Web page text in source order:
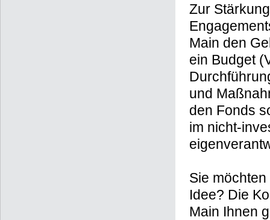
Zur
Main den
ein Budget
und
den Fonds
im nicht-
Sie
Idee? Die
Main Ihnen